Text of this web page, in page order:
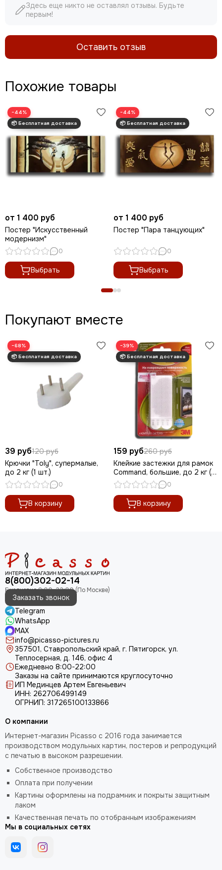
Здесь еще никто не оставлял отзывы. Будьте
первым!
Оставить отзыв
Похожие товары
−44%
от 1 400 руб
Постер "Искусственный
модернизм"
0
Выбрать
−44%
от 1 400 руб
Постер "Пара танцующих"
0
Выбрать
Покупают вместе
−68%
39 руб120 руб
Крючки "Toly", супермалые,
до 2 кг (1 шт.)
0
В корзину
−39%
159 руб260 руб
Клейкие застежки для рамок
Command, большие, до 2 кг (1
шт.)
0
В корзину
8(800)302-02-14
Заказать звонок
Telegram
WhatsApp
MAX
info@picasso-pictures.ru
357501, Ставропольский край, г. Пятигорск, ул.
Теплосерная, д. 146, офис 4
Ежедневно 8:00-22:00
Заказы на сайте принимаются круглосуточно
ИП Мединцев Артем Евгеньевич
ИНН: 262706499149
ОГРНИП: 317265100133866
О компании
Интернет-магазин Picasso с 2016 года занимается
производством модульных картин, постеров и репродукций
с печатью в высоком разрешении.
Собственное производство
Оплата при получении
Картины оформлены на подрамник и покрыты защитным
лаком
Качественная печать по отобранным изображениям
Мы в социальных сетях